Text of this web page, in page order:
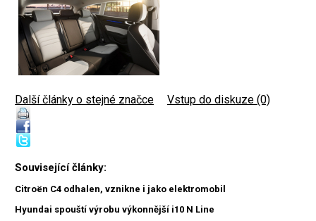
Další články o stejné značce Vstup do diskuze (0)
Související články:
Citroën C4 odhalen, vznikne i jako elektromobil
Hyundai spouští výrobu výkonnější i10 N Line